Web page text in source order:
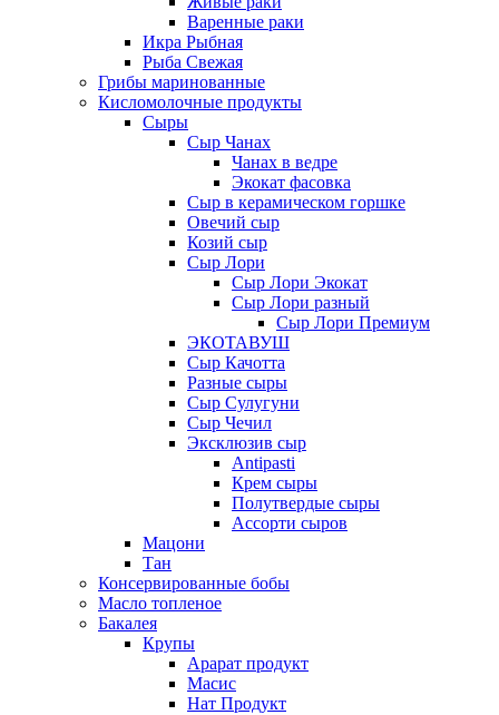
Варенные раки
Икра Рыбная
Рыба Свежая
Грибы маринованные
Кисломолочные продукты
Сыры
Сыр Чанах
Чанах в ведре
Экокат фасовка
Сыр в керамическом горшке
Овечий сыр
Козий сыр
Сыр Лори
Сыр Лори Экокат
Сыр Лори разный
Сыр Лори Премиум
ЭКОТАВУШ
Сыр Качотта
Разные сыры
Сыр Сулугуни
Сыр Чечил
Эксклюзив сыр
Antipasti
Крем сыры
Полутвердые сыры
Ассорти сыров
Мацони
Тан
Консервированные бобы
Масло топленое
Бакалея
Крупы
Арарат продукт
Масис
Нат Продукт